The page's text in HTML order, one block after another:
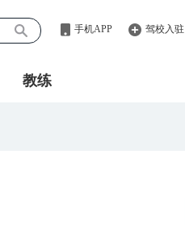
手机APP 驾校入驻
教练